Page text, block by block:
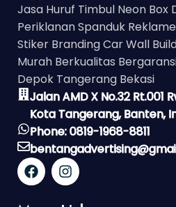
Jasa Huruf Timbul Neon Box
Periklanan Spanduk
Stiker Branding Car Wall
Murah Berkualitas
Depok Tangerang Bekasi
Jalan AMD X No.32 Rt.001
Kota Tangerang, Banten,
Phone: 0819-1968-8811